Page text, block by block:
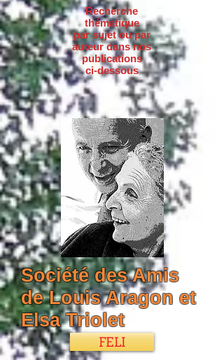
Recherche
thématique
par sujet ou par
auteur dans nos
publications
ci-dessous
Société des Amis
de Louis Aragon et
Elsa Triolet
FELI